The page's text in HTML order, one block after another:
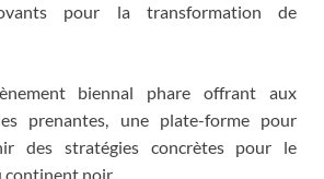
pour la transformation de
biennal phare offrant aux
prenantes, une plate-forme pour
des stratégies concrètes pour le
continent noir.